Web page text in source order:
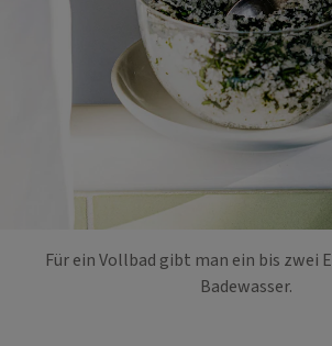
Für ein Vollbad gibt man ein bis zwei
Badewasser.